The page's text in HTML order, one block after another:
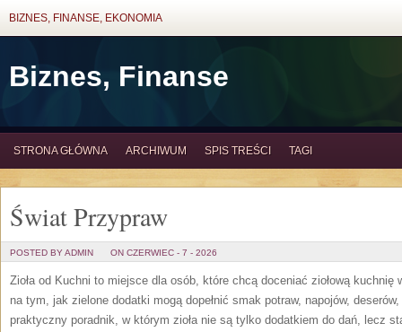
BIZNES, FINANSE, EKONOMIA
Biznes, Finanse
STRONA GŁÓWNA ARCHIWUM SPIS TREŚCI TAGI
Świat Przypraw
POSTED BY ADMIN ON CZERWIEC - 7 - 2026
Zioła od Kuchni to miejsce dla osób, które chcą doceniać ziołową
na tym, jak zielone dodatki mogą dopełnić smak potraw, napojów,
praktyczny poradnik, w którym zioła nie są tylko dodatkiem do dań, lecz